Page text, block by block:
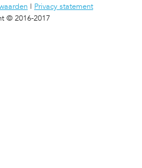
| Privacy statement
© 2016-2017